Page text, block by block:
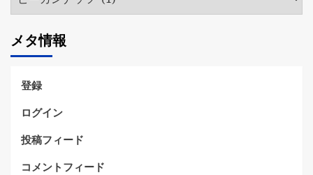
テ
リ
ー
メタ情報
登録
ログイン
投稿フィード
コメントフィード